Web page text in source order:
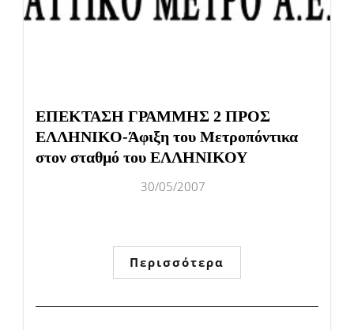
ΕΠΕΚΤΑΣΗ ΓΡΑΜΜΗΣ 2 ΠΡΟΣ
ΕΛΛΗΝΙΚΟ-Άφιξη του Μετροπόντικα
στον σταθμό του ΕΛΛΗΝΙΚΟΥ
30/05/2007
Περισσότερα